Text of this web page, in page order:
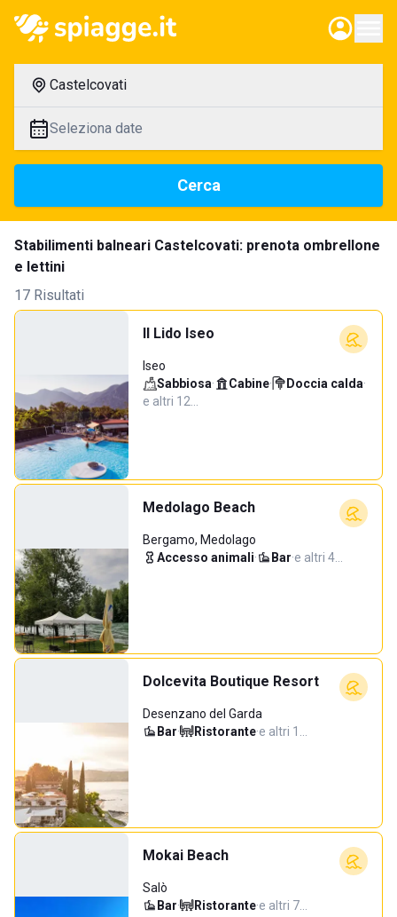
Castelcovati
Seleziona date
Cerca
Stabilimenti balneari Castelcovati: prenota ombrellone
e lettini
17 Risultati
Il Lido Iseo
Iseo
Sabbiosa· Cabine· Doccia calda·
e altri 12…
Medolago Beach
Bergamo, Medolago
Accesso animali· Bar·e altri 4…
Dolcevita Boutique Resort
Desenzano del Garda
Bar· Ristorante·e altri 1…
Mokai Beach
Salò
Bar· Ristorante·e altri 7…